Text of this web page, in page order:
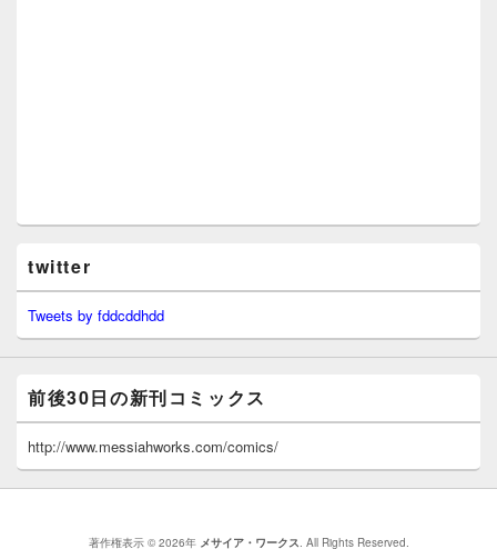
twitter
Tweets by fddcddhdd
前後30日の新刊コミックス
http://www.messiahworks.com/comics/
著作権表示 © 2026年 メサイア・ワークス. All Rights Reserved.